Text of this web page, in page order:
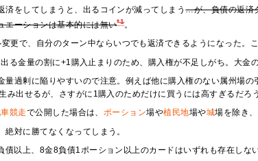
済をしてしまうと、出るコインが減ってしまう…が、負債の返済
エーションは基本的には無い*1。
更で、自分のターン中ならいつでも返済できるようになった。
る金量の割に+1購入止まりのため、購入権が不足しがち。大金
量過剰に陥りやすいので注意。例えば他に購入権のない属州場
み出せるが、さすがに1購入のためだけに買うには高すぎるだろう
競走で公開した場合は、 ポーション場や植民地場や城場を除き
対に勝てなくなってしまう。
以上、8金8負債1ポーション以上のカードはいずれも存在しな